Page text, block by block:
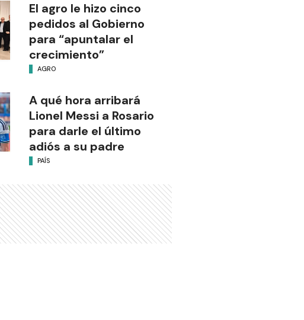
El agro le hizo cinco
pedidos al Gobierno
para “apuntalar el
crecimiento”
AGRO
A qué hora arribará
Lionel Messi a Rosario
para darle el último
adiós a su padre
PAÍS